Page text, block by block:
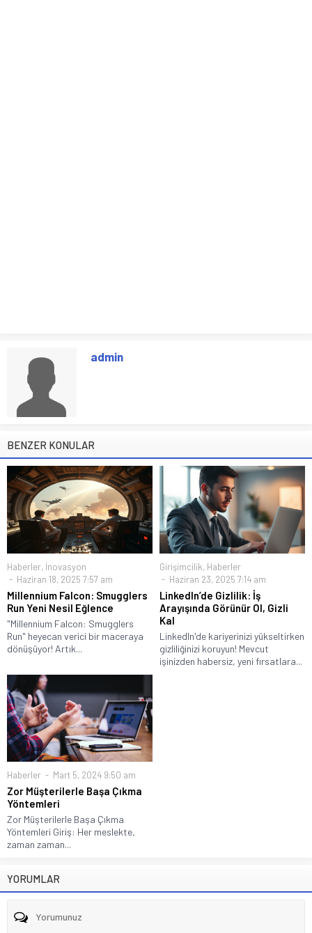
admin
BENZER KONULAR
Haberler, İnovasyon
Haziran 18, 2025 7:57 am
Millennium Falcon: Smugglers
Run Yeni Nesil Eğlence
"Millennium Falcon: Smugglers
Run" heyecan verici bir maceraya
dönüşüyor! Artık...
Girişimcilik, Haberler
Haziran 23, 2025 7:14 am
LinkedIn’de Gizlilik: İş
Arayışında Görünür Ol, Gizli
Kal
LinkedIn'de kariyerinizi yükseltirken
gizliliğinizi koruyun! Mevcut
işinizden habersiz, yeni fırsatlara...
Haberler Mart 5, 2024 9:50 am
Zor Müşterilerle Başa Çıkma
Yöntemleri
Zor Müşterilerle Başa Çıkma
Yöntemleri Giriş: Her meslekte,
zaman zaman...
YORUMLAR